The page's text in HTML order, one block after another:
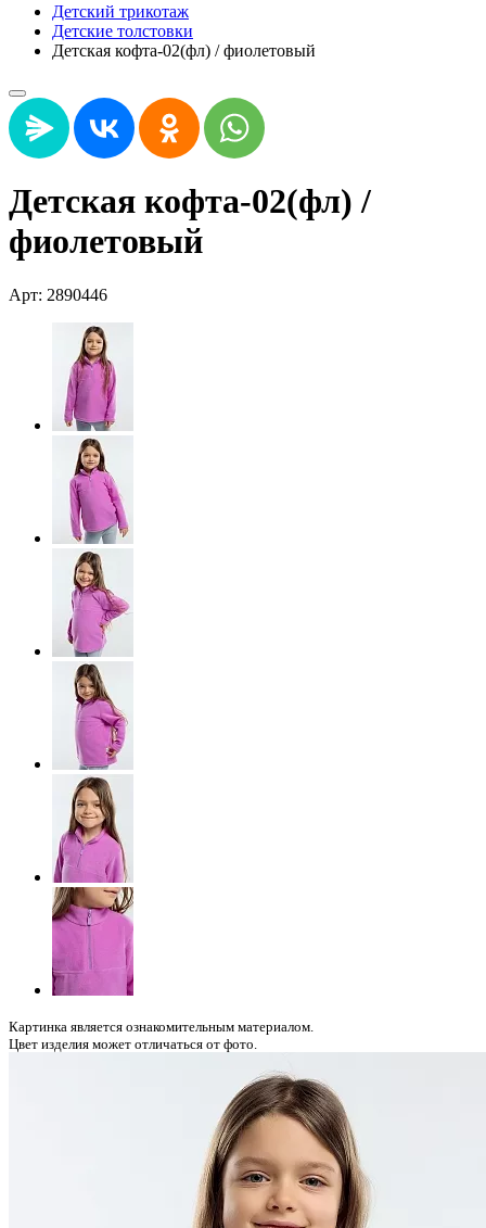
Детский трикотаж
Детские толстовки
Детская кофта-02(фл) / фиолетовый
Детская кофта-02(фл) /
фиолетовый
Арт: 2890446
Картинка является ознакомительным материалом.
Цвет изделия может отличаться от фото.